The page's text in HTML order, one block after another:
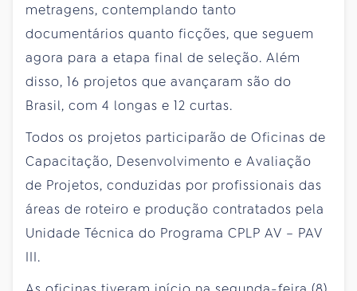
metragens, contemplando tanto
documentários quanto ficções, que seguem
agora para a etapa final de seleção. Além
disso, 16 projetos que avançaram são do
Brasil, com 4 longas e 12 curtas.
Todos os projetos participarão de Oficinas de
Capacitação, Desenvolvimento e Avaliação
de Projetos, conduzidas por profissionais das
áreas de roteiro e produção contratados pela
Unidade Técnica do Programa CPLP AV – PAV
III.